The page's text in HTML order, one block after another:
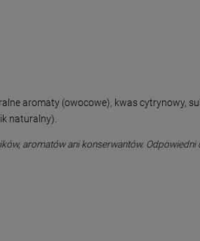
aromaty (owocowe), kwas cytrynowy,
naturalny).
aromatów ani konserwantów.